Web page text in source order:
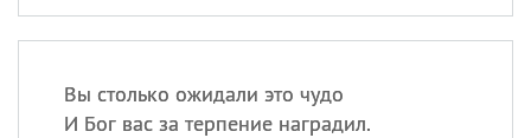
Вы столько ожидали это чудо
И Бог вас за терпение наградил.